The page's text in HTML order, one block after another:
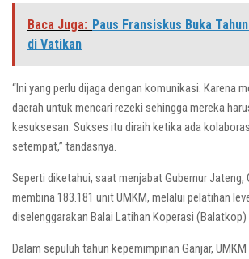
Baca Juga: Paus Fransiskus Buka
di Vatikan
“Ini yang perlu dijaga dengan komunikasi. Karena
daerah untuk mencari rezeki sehingga mereka
kesuksesan. Sukses itu diraih ketika ada
setempat,” tandasnya.
Seperti diketahui, saat menjabat Gubernur Jateng,
membina 183.181 unit UMKM, melalui pelatihan
diselenggarakan Balai Latihan Koperasi (Balatkop)
Dalam sepuluh tahun kepemimpinan Ganjar,